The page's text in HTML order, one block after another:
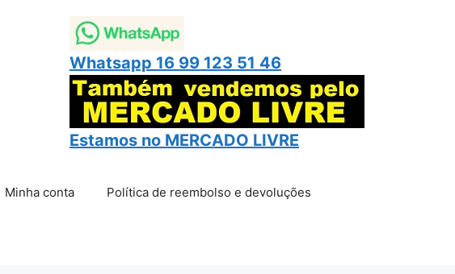
Whatsapp 16 99 123 51 46
Estamos no MERCADO LIVRE
Minha conta Política de reembolso e devoluções